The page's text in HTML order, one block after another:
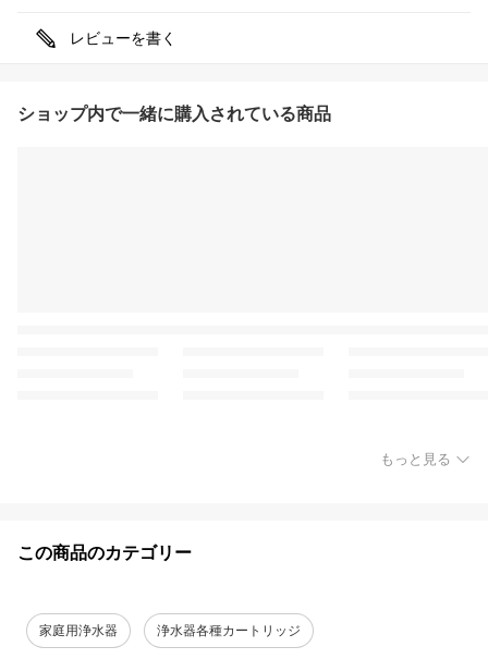
レビューを書く
ショップ内で一緒に購入されている商品
もっと見る
この商品のカテゴリー
家庭用浄水器 浄水器各種カートリッジ